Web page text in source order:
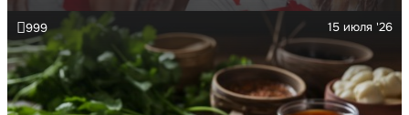
15 июля '26
999